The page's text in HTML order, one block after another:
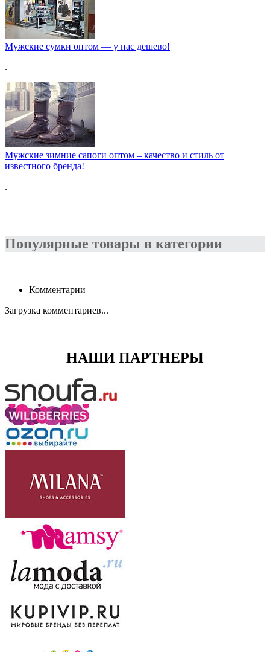
Мужские сумки оптом — у нас дешево!
.
Мужские зимние сапоги оптом – качество и стиль от
известного бренда!
.
Популярные товары в категории
Комментарии
Загрузка комментариев...
НАШИ ПАРТНЕРЫ